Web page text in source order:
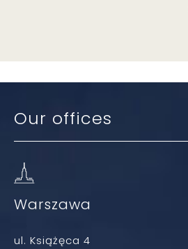
Our offices
Warszawa
ul. Książęca 4